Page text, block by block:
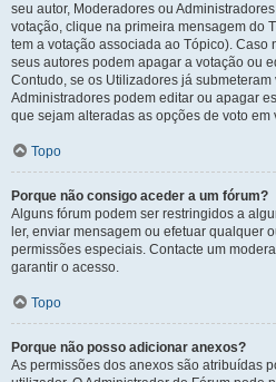
seu autor, Moderadores ou
votação, clique na primeira mensagem do
tem a votação associada ao Tópico). Caso
seus autores podem apagar a votação ou
Contudo, se os Utilizadores já
Administradores podem editar ou apagar
que sejam alteradas as opções de voto em
Topo
Porque não consigo aceder a um fórum?
Alguns fórum podem ser restringidos a
ler, enviar mensagem ou efetuar qualquer
permissões especiais. Contacte um
garantir o acesso.
Topo
Porque não posso adicionar anexos?
As permissões dos anexos são atribuídas